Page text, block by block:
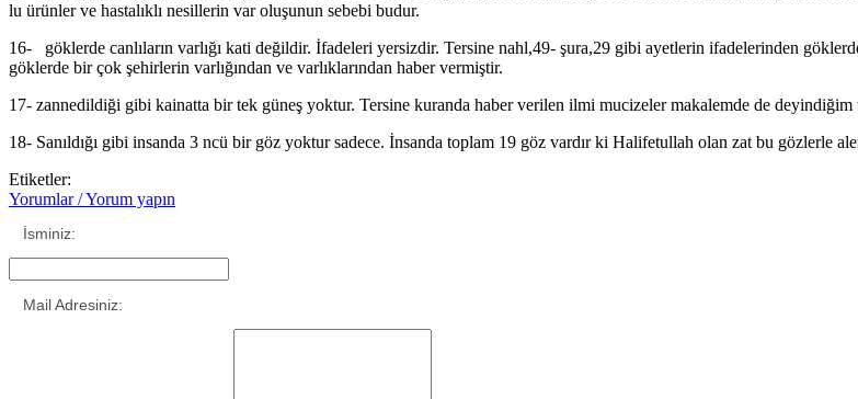
lu ürünler ve hastalıklı nesillerin var oluşunun sebebi budur.
16- göklerde canlıların varlığı kati değildir. İfadeleri yersizdir. Tersine nahl,49- şura,29 gibi ayetlerin ifadelerinden
göklerde bir çok şehirlerin varlığından ve varlıklarından haber vermiştir.
17- zannedildiği gibi kainatta bir tek güneş yoktur. Tersine kuranda haber verilen ilmi mucizeler makalemde de deyindiğim
18- Sanıldığı gibi insanda 3 ncü bir göz yoktur sadece. İnsanda toplam 19 göz vardır ki Halifetullah olan zat bu gözlerle
Etiketler:
Yorumlar / Yorum yapın
İsminiz:
Mail Adresiniz: